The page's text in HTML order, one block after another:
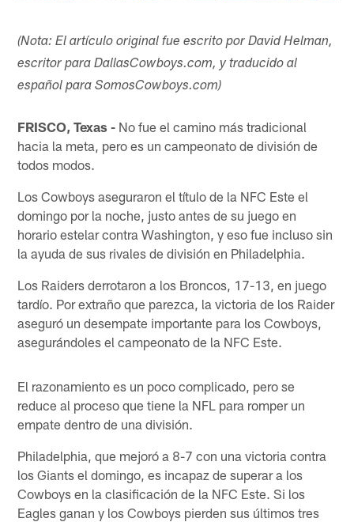
(Nota: El artículo original fue escrito por David Helman,
escritor para DallasCowboys.com, y traducido al
español para SomosCowboys.com)
FRISCO, Texas - No fue el camino más tradicional
hacia la meta, pero es un campeonato de división de
todos modos.
Los Cowboys aseguraron el título de la NFC Este el
domingo por la noche, justo antes de su juego en
horario estelar contra Washington, y eso fue incluso sin
la ayuda de sus rivales de división en Philadelphia.
Los Raiders derrotaron a los Broncos, 17-13, en juego
tardío. Por extraño que parezca, la victoria de los Raider
aseguró un desempate importante para los Cowboys,
asegurándoles el campeonato de la NFC Este.
El razonamiento es un poco complicado, pero se
reduce al proceso que tiene la NFL para romper un
empate dentro de una división.
Philadelphia, que mejoró a 8-7 con una victoria contra
los Giants el domingo, es incapaz de superar a los
Cowboys en la clasificación de la NFC Este. Si los
Eagles ganan y los Cowboys pierden sus últimos tres